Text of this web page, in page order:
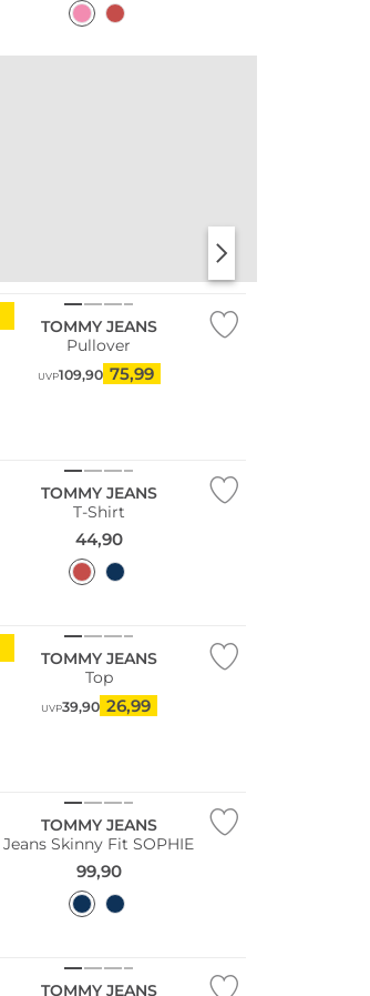
TOMMY JEANS
Pullover
UVP109,90 75,99
TOMMY JEANS
T-Shirt
44,90
TOMMY JEANS
Top
UVP39,90 26,99
TOMMY JEANS
Jeans Skinny Fit SOPHIE
99,90
TOMMY JEANS